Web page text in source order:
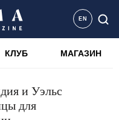
EN
КЛУБ МАГАЗИН
и Уэльс
для